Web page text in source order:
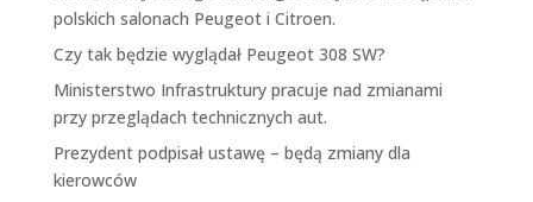
polskich salonach Peugeot i Citroen.
Czy tak będzie wyglądał Peugeot 308 SW?
Ministerstwo Infrastruktury pracuje nad zmianami
przy przeglądach technicznych aut.
Prezydent podpisał ustawę – będą zmiany dla
kierowców